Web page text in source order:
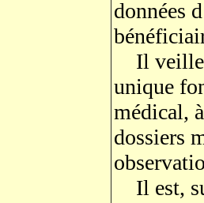
données
Il veille
unique
médical,
dossiers
Il est,